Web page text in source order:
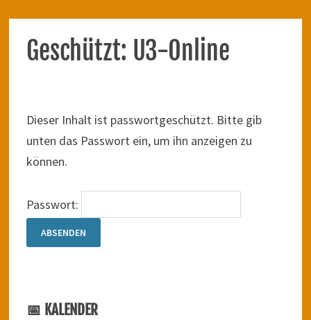
Geschützt: U3-Online
Dieser Inhalt ist passwortgeschützt. Bitte gib
unten das Passwort ein, um ihn anzeigen zu
können.
Passwort:
📅 KALENDER